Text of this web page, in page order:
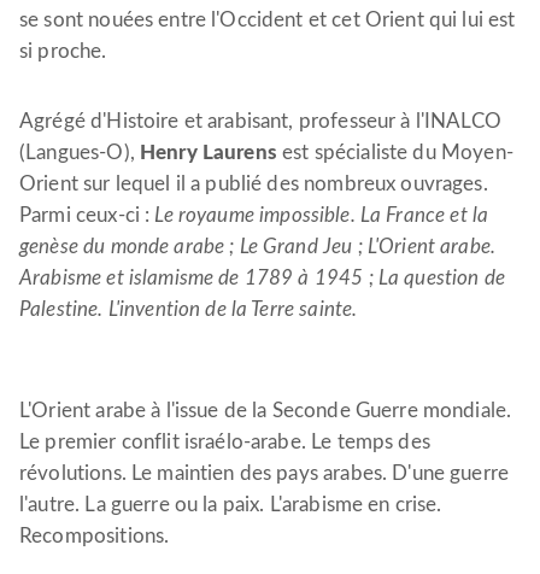
se sont nouées entre l'Occident et cet Orient qui lui est
si proche.
Agrégé d'Histoire et arabisant, professeur à l'INALCO
(Langues-O), Henry Laurens est spécialiste du Moyen-
Orient sur lequel il a publié des nombreux ouvrages.
Parmi ceux-ci : Le royaume impossible. La France et la
genèse du monde arabe ; Le Grand Jeu ; L'Orient arabe.
Arabisme et islamisme de 1789 à 1945 ; La question de
Palestine. L'invention de la Terre sainte.
L'Orient arabe à l'issue de la Seconde Guerre mondiale.
Le premier conflit israélo-arabe. Le temps des
révolutions. Le maintien des pays arabes. D'une guerre
l'autre. La guerre ou la paix. L'arabisme en crise.
Recompositions.